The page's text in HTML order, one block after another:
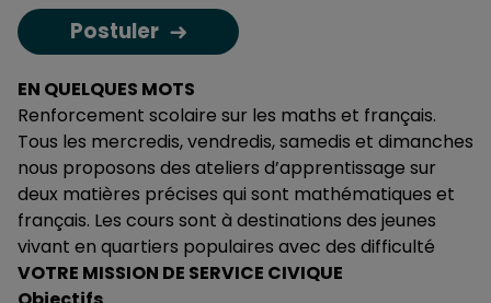
Postuler
EN QUELQUES MOTS
Renforcement scolaire sur les maths et français.
Tous les mercredis, vendredis, samedis et dimanches
nous proposons des ateliers d’apprentissage sur
deux matières précises qui sont mathématiques et
français. Les cours sont à destinations des jeunes
vivant en quartiers populaires avec des difficulté
VOTRE MISSION DE SERVICE CIVIQUE